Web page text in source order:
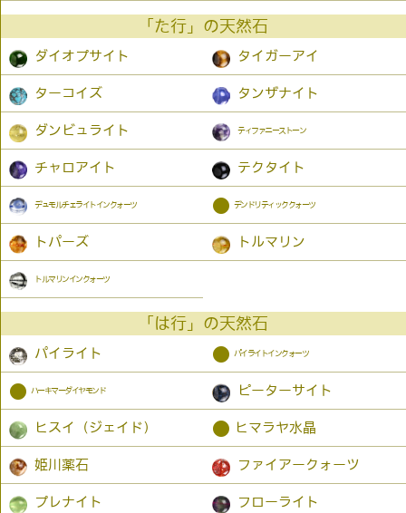
「た行」の天然石
ダイオプサイト タイガーアイ
ターコイズ タンザナイト
ダンビュライト ティファニーストーン
チャロアイト テクタイト
デュモルチェライトインクォーツ ● デンドリティッククォーツ
トパーズ トルマリン
トルマリンインクォーツ
「は行」の天然石
パイライト ● パイライトインクォーツ
● ハーキマーダイヤモンド ピーターサイト
ヒスイ（ジェイド） ● ヒマラヤ水晶
姫川薬石 ファイアークォーツ
プレナイト フローライト